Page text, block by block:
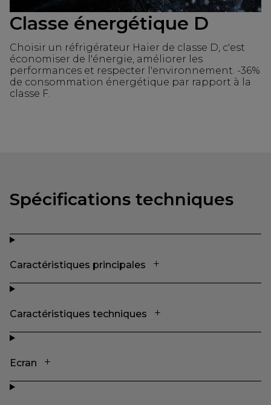
Classe énergétique D
Choisir un réfrigérateur Haier de classe D, c'est
économiser de l'énergie, améliorer les
performances et respecter l'environnement. -36%
de consommation énergétique par rapport à la
classe F.
Spécifications techniques
Caractéristiques principales
Caractéristiques techniques
Ecran